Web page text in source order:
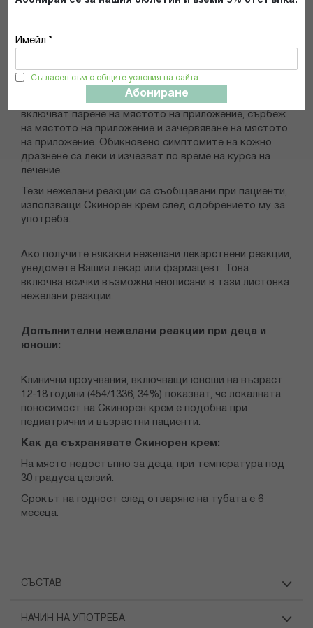
Имейл *
Съгласен съм с общите условия на сайта
Абониране
Както всички лекарства, Скинорен крем може да
получава.
Най-често наблюдаваните нежелани реакции
включват парене на мястото на приложение, сърбеж
на мястото на приложение и зачервяване на мястото
на приложение. Обикновено симптомите на кожно
дразнене са леки и изчезват по време на курса на
лечение.
Тези нежелани реакции са съобщавани при пациенти,
използващи Скинорен крем след одобрението му за
употреба.
Ако получите някакви нежелани лекарствени реакции,
уведомете Вашия лекар или фармацевт. Това
включва всички възможни неописани в тази листовка
нежелани реакции.
Допълнителни нежелани реакции при деца и
юноши:
Клинични проучвания, включващи юноши на възраст
12-18 години (454/1336; 34%) показват, че локалната
поносимост на Скинорен крем е подобна при
педиатрични и възрастни пациенти.
Как да съхранявате Скинорен крем:
На място недостъпно за деца, при температура под
30 градуса целзий.
Срокът на годност след отваряне на тубата е 6
месеца.
СЪСТАВ
НАЧИН НА УПОТРЕБА